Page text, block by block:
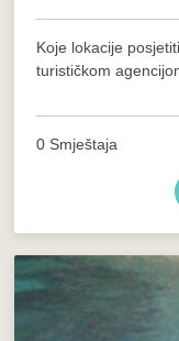
Koje lokacije
turističkom
0 Smještaja